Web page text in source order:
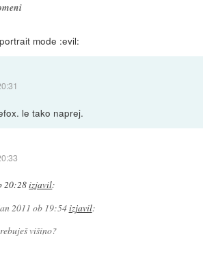
mode :evil:
le tako naprej.
20:28izjavil:
2011 ob 19:54izjavil:
višino?